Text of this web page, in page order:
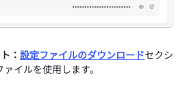
： 設定ファイルのダウンロードセクシ
イルを使用します。